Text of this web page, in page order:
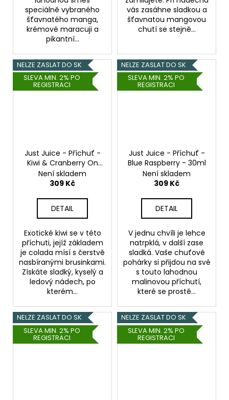
speciálně vybraného
šťavnatého manga,
krémové maracuji a
pikantní...
vás zasáhne sladkou a
šťavnatou mangovou
chutí se stejně...
NELZE ZASLAT DO SK
SLEVA MIN. 2% PO
REGISTRACI
Just Juice - Příchuť -
Kiwi & Cranberry On
ICE - 30ml
Není skladem
309 Kč
DETAIL
Exotické kiwi se v této
příchuti, jejíž základem
je colada mísí s čerstvě
nasbíranými brusinkami.
Získáte sladký, kyselý a
ledový nádech, po
kterém...
NELZE ZASLAT DO SK
SLEVA MIN. 2% PO
REGISTRACI
Just Juice - Příchuť -
Blue Raspberry - 30ml
Není skladem
309 Kč
DETAIL
V jednu chvíli je lehce
natrpklá, v další zase
sladká. Vaše chuťové
pohárky si přijdou na své
s touto lahodnou
malinovou příchutí,
které se prostě...
NELZE ZASLAT DO SK
SLEVA MIN. 2% PO
REGISTRACI
NELZE ZASLAT DO SK
SLEVA MIN. 2% PO
REGISTRACI